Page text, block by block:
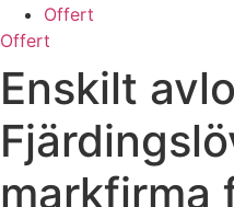
Offert
Offert
Enskilt
markfirma